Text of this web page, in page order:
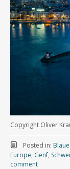
Copyright Oliver
Posted in:
Europe, Genf,
comment